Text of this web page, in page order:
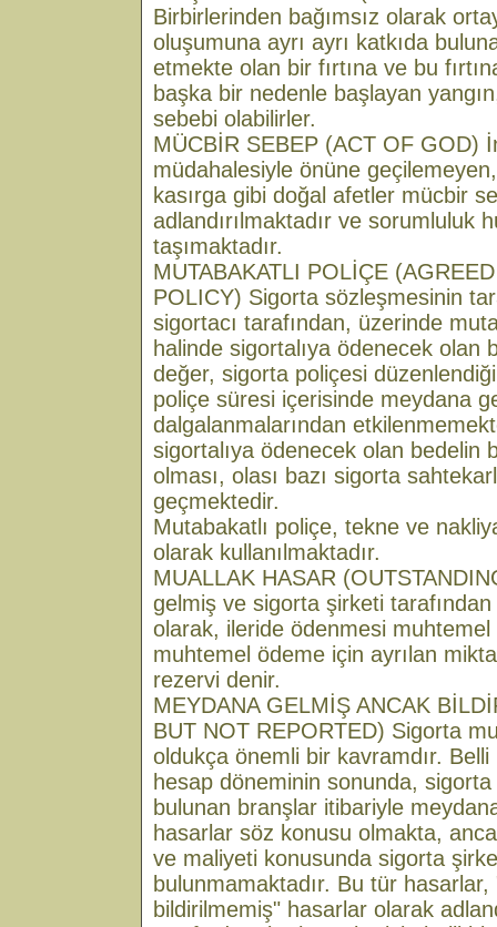
Birbirlerinden bağımsız olarak
oluşumuna ayrı ayrı katkıda
etmekte olan bir fırtına ve bu
başka bir nedenle başlayan
sebebi olabilirler.
MÜCBİR SEBEP (ACT OF GOD)
müdahalesiyle önüne
kasırga gibi doğal afetler mücbir
adlandırılmaktadır ve sorumluluk
taşımaktadır.
MUTABAKATLI POLİÇE
POLICY) Sigorta sözleşmesinin
sigortacı tarafından, üzerinde
halinde sigortalıya ödenecek olan
değer, sigorta poliçesi
poliçe süresi içerisinde meydana
dalgalanmalarından
sigortalıya ödenecek olan bedelin
olması, olası bazı sigorta
geçmektedir.
Mutabakatlı poliçe, tekne ve
olarak kullanılmaktadır.
MUALLAK HASAR
gelmiş ve sigorta şirketi
olarak, ileride ödenmesi
muhtemel ödeme için ayrılan
rezervi denir.
MEYDANA GELMİŞ ANCAK
BUT NOT REPORTED) Sigorta
oldukça önemli bir kavramdır.
hesap döneminin sonunda,
bulunan branşlar itibariyle
hasarlar söz konusu olmakta,
ve maliyeti konusunda sigorta
bulunmamaktadır. Bu tür
bildirilmemiş" hasarlar olarak